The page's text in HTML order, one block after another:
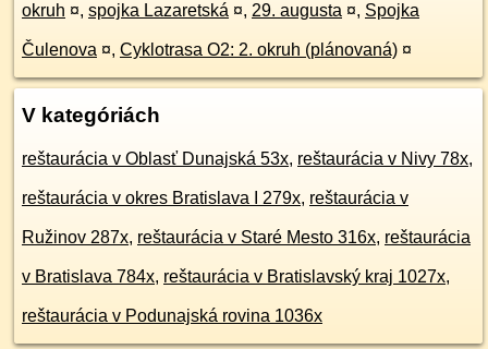
okruh ¤, spojka Lazaretská ¤, 29. augusta ¤, Spojka
Čulenova ¤, Cyklotrasa O2: 2. okruh (plánovaná) ¤
V kategóriách
reštaurácia v Oblasť Dunajská 53x, reštaurácia v Nivy 78x,
reštaurácia v okres Bratislava I 279x, reštaurácia v
Ružinov 287x, reštaurácia v Staré Mesto 316x, reštaurácia
v Bratislava 784x, reštaurácia v Bratislavský kraj 1027x,
reštaurácia v Podunajská rovina 1036x